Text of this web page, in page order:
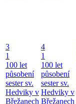
3
1
100 let
působení
sester sv.
Hedviky v
Břežanech
4
1
100 let
působení
sester sv.
Hedviky v
Břežanech